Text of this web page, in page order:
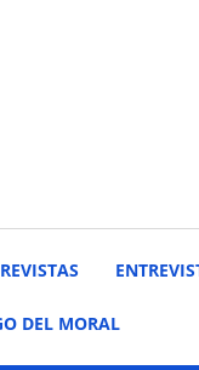
REVISTAS
DEL MORAL